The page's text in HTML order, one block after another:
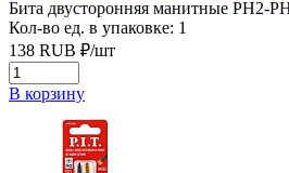
Бита двусторонняя манитные PH2-
Кол-во ед. в упаковке: 1
138 RUB ₽/шт
В корзину